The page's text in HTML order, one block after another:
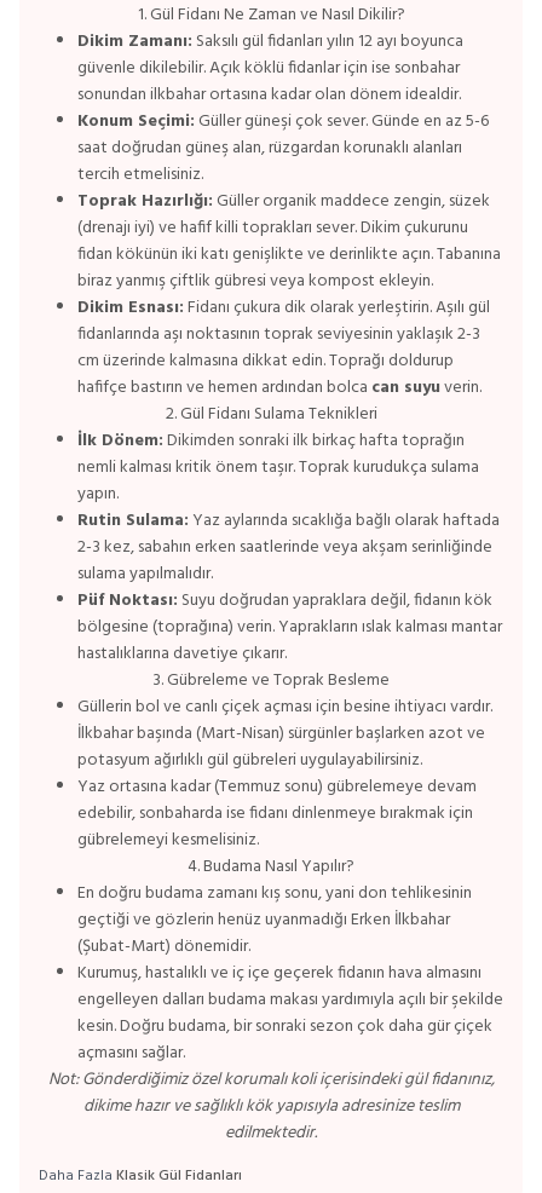
1. Gül Fidanı Ne Zaman ve Nasıl Dikilir?
Dikim Zamanı: Saksılı gül fidanları yılın 12 ayı boyunca
güvenle dikilebilir. Açık köklü fidanlar için ise sonbahar
sonundan ilkbahar ortasına kadar olan dönem idealdir.
Konum Seçimi: Güller güneşi çok sever. Günde en az 5-6
saat doğrudan güneş alan, rüzgardan korunaklı alanları
tercih etmelisiniz.
Toprak Hazırlığı: Güller organik maddece zengin, süzek
(drenajı iyi) ve hafif killi toprakları sever. Dikim çukurunu
fidan kökünün iki katı genişlikte ve derinlikte açın. Tabanına
biraz yanmış çiftlik gübresi veya kompost ekleyin.
Dikim Esnası:Fidanı çukura dik olarak yerleştirin. Aşılı gül
fidanlarında aşı noktasının toprak seviyesinin yaklaşık 2-3
cm üzerinde kalmasına dikkat edin. Toprağı doldurup
hafifçe bastırın ve hemen ardından bolca can suyuverin.
2. Gül Fidanı Sulama Teknikleri
İlk Dönem:Dikimden sonraki ilk birkaç hafta toprağın
nemli kalması kritik önem taşır. Toprak kurudukça sulama
yapın.
Rutin Sulama: Yaz aylarında sıcaklığa bağlı olarak haftada
2-3 kez, sabahın erken saatlerinde veya akşam serinliğinde
sulama yapılmalıdır.
Püf Noktası: Suyu doğrudan yapraklara değil, fidanın kök
bölgesine (toprağına) verin. Yaprakların ıslak kalması mantar
hastalıklarına davetiye çıkarır.
3. Gübreleme ve Toprak Besleme
Güllerin bol ve canlı çiçek açması için besine ihtiyacı vardır.
İlkbahar başında (Mart-Nisan) sürgünler başlarken azot ve
potasyum ağırlıklı gül gübreleri uygulayabilirsiniz.
Yaz ortasına kadar (Temmuz sonu) gübrelemeye devam
edebilir, sonbaharda ise fidanı dinlenmeye bırakmak için
gübrelemeyi kesmelisiniz.
4. Budama Nasıl Yapılır?
En doğru budama zamanı kış sonu, yani don tehlikesinin
geçtiği ve gözlerin henüz uyanmadığı Erken İlkbahar
(Şubat-Mart) dönemidir.
Kurumuş, hastalıklı ve iç içe geçerek fidanın hava almasını
engelleyen dalları budama makası yardımıyla açılı bir şekilde
kesin. Doğru budama, bir sonraki sezon çok daha gür çiçek
açmasını sağlar.
Not: Gönderdiğimiz özel korumalı koli içerisindeki gül fidanınız,
dikime hazır ve sağlıklı kök yapısıyla adresinize teslim
edilmektedir.
Daha Fazla Klasik Gül Fidanları